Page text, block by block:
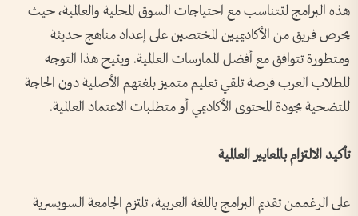
هذه البرامج لتتناسب مع احتياجات السوق المحلية والعالمية، حيث
يحرص فريق من الأكاديميين المختصين على إعداد مناهج حديثة
ومتطورة تتوافق مع أفضل الممارسات العالمية. ويتيح هذا التوجه
للطلاب العرب فرصة تلقي تعليم متميز بلغتهم الأصلية دون الحاجة
للتضحية بجودة المحتوى الأكاديمي أو متطلبات الاعتماد العالمية.
تأكيدالالتزامبالمعاييرالعالمية
على الرغممن تقديم البرامج باللغة العربية، تلتزم الجامعة السويسرية